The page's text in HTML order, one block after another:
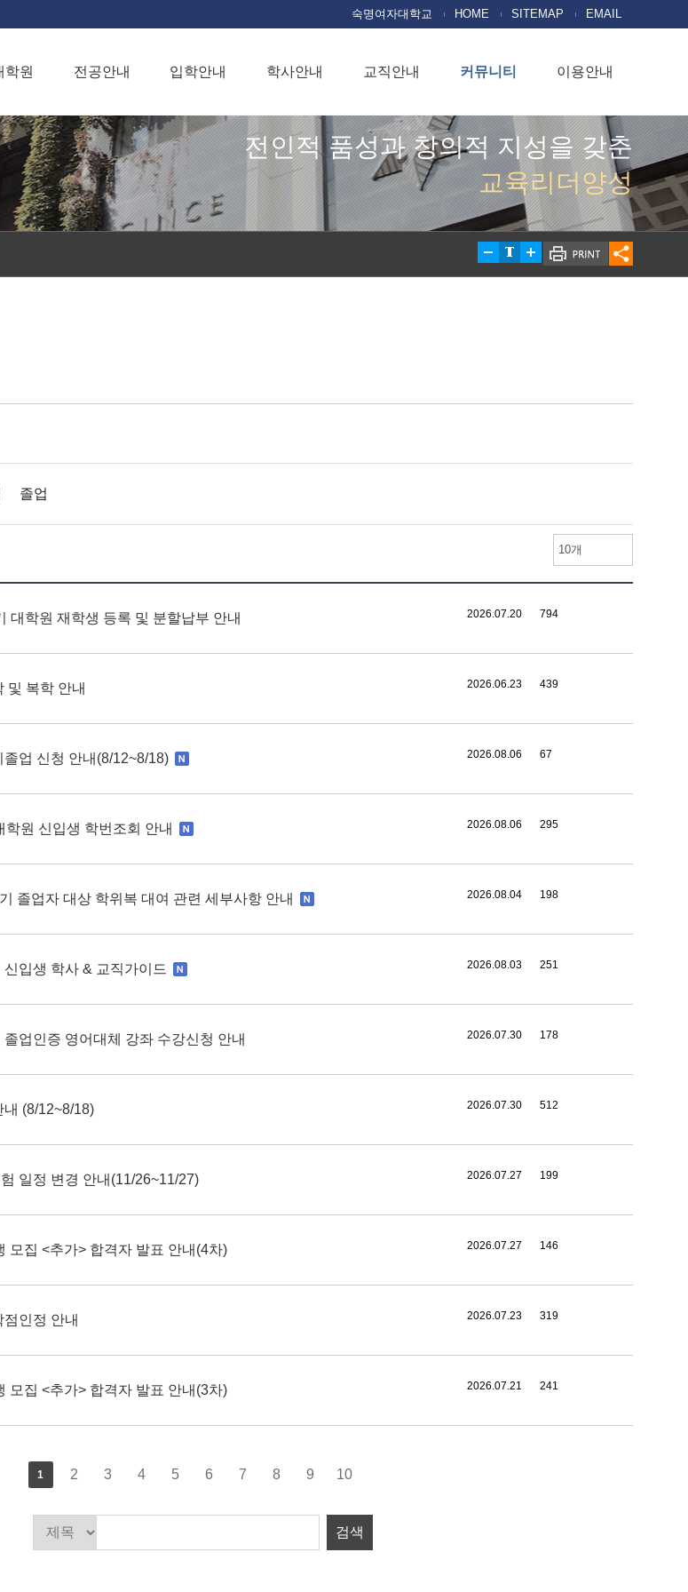
숙명여자대학교 HOME SITEMAP EMAIL
학원 전공안내 입학안내 학사안내 교직안내 커뮤니티 이용안내
전인적 품성과 창의적 지성을 갖춘
교육리더양성
졸업
10개
대학원 재학생 등록 및 분할납부 안내 2026.07.20 794
및 복학 안내 2026.06.23 439
업 신청 안내(8/12~8/18) 2026.08.06 67
원 신입생 학번조회 안내 2026.08.06 295
졸업자 대상 학위복 대여 관련 세부사항 안내 2026.08.04 198
입생 학사 & 교직가이드 2026.08.03 251
업인증 영어대체 강좌 수강신청 안내 2026.07.30 178
(8/12~8/18) 2026.07.30 512
일정 변경 안내(11/26~11/27) 2026.07.27 199
모집 <추가> 합격자 발표 안내(4차) 2026.07.27 146
인정 안내 2026.07.23 319
모집 <추가> 합격자 발표 안내(3차) 2026.07.21 241
1 2 3 4 5 6 7 8 9 10